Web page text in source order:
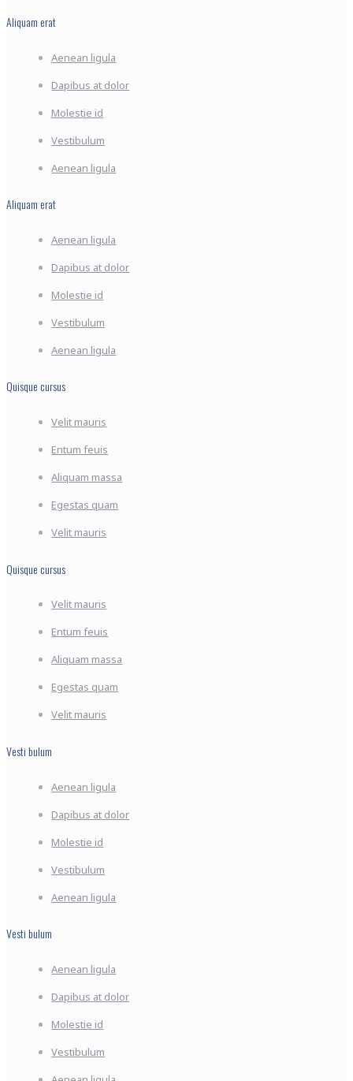
Aliquam erat
Aenean ligula
Dapibus at dolor
Molestie id
Vestibulum
Aenean ligula
Aliquam erat
Aenean ligula
Dapibus at dolor
Molestie id
Vestibulum
Aenean ligula
Quisque cursus
Velit mauris
Entum feuis
Aliquam massa
Egestas quam
Velit mauris
Quisque cursus
Velit mauris
Entum feuis
Aliquam massa
Egestas quam
Velit mauris
Vesti bulum
Aenean ligula
Dapibus at dolor
Molestie id
Vestibulum
Aenean ligula
Vesti bulum
Aenean ligula
Dapibus at dolor
Molestie id
Vestibulum